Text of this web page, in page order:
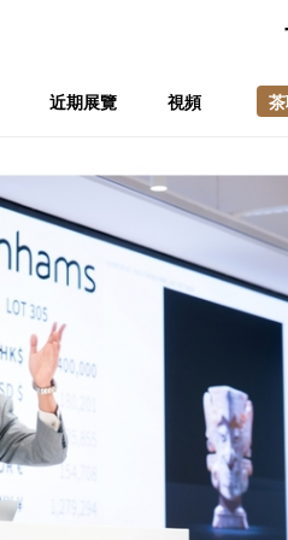
近期展覽 視頻